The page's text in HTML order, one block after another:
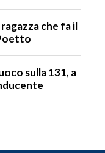
che fa il
sulla 131, a